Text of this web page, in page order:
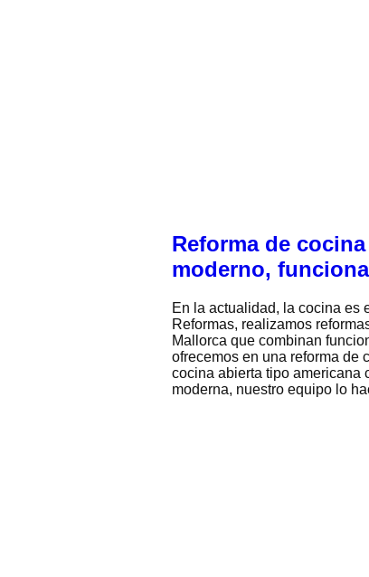
Reforma de
moderno,
En la actualidad, la cocina es
Reformas, realizamos
Mallorca que combinan
ofrecemos en una reforma de
cocina abierta tipo americana
moderna, nuestro equipo lo